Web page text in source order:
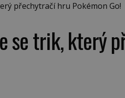
přechytračí hru Pokémon Go!
se trik, který